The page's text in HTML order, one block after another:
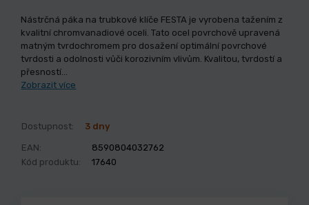
Nástrčná páka na trubkové klíče FESTA je vyrobena tažením z
kvalitní chromvanadiové oceli. Tato ocel povrchově upravená
matným tvrdochromem pro dosažení optimální povrchové
tvrdosti a odolnosti vůči korozivním vlivům. Kvalitou, tvrdostí a
přesností…
Zobrazit více
Dostupnost: 3 dny
EAN:
8590804032762
Kód produktu:
17640